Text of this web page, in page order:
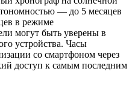
— до 5 месяцев
в режиме
могут быть уверены в
устройства. Часы
со смартфоном через
доступ к самым последним